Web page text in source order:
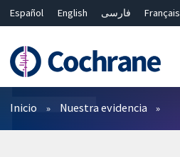
Español English فارسی
Français
Bahasa Malaysia
ไทย 繁體中文
Filtros
Inicio Nuestra evidencia